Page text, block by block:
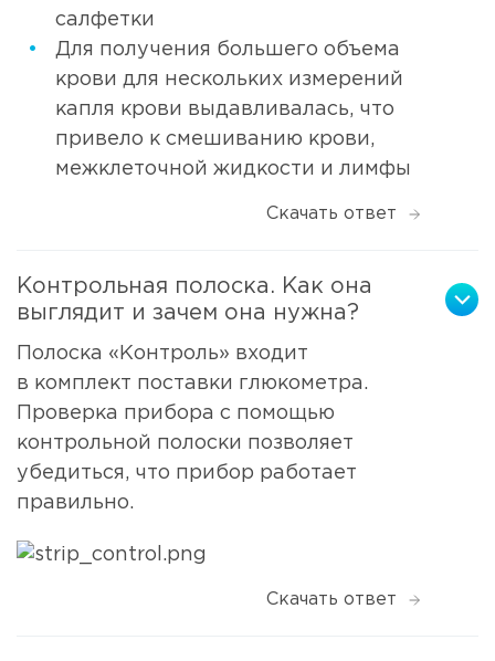
салфетки
Для получения большего объема
крови для нескольких измерений
капля крови выдавливалась, что
привело к смешиванию крови,
межклеточной жидкости и лимфы
Скачать ответ
Контрольная полоска. Как она
выглядит и зачем она нужна?
Полоска «Контроль» входит
в комплект поставки глюкометра.
Проверка прибора с помощью
контрольной полоски позволяет
убедиться, что прибор работает
правильно.
Скачать ответ